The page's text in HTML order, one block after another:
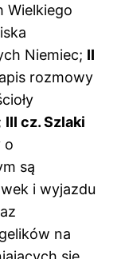
Wielkiego
Niemiec; II
rozmowy
III cz. Szlaki
o
są
i wyjazdu
na